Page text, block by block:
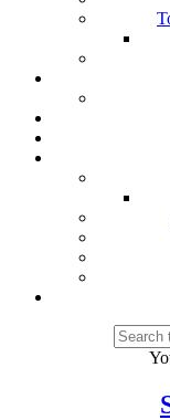
Search
this